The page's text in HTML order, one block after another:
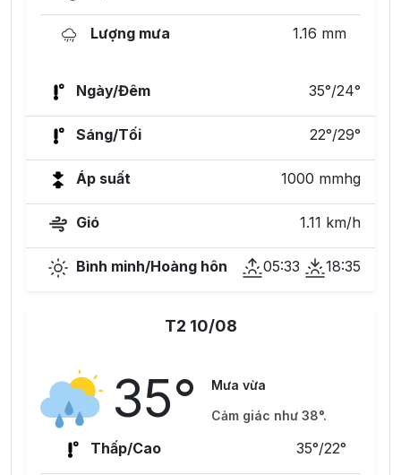
Lượng mưa 1.16 mm
Ngày/Đêm 35°/24°
Sáng/Tối 22°/29°
Áp suất 1000 mmhg
Gió 1.11 km/h
Bình minh/Hoàng hôn 05:33 18:35
T2 10/08
35°
Mưa vừa
Cảm giác như 38°.
Thấp/Cao 35°/22°